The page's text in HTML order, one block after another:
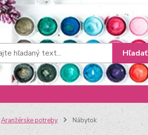
Hľadať
Aranžérske potreby Nábytok